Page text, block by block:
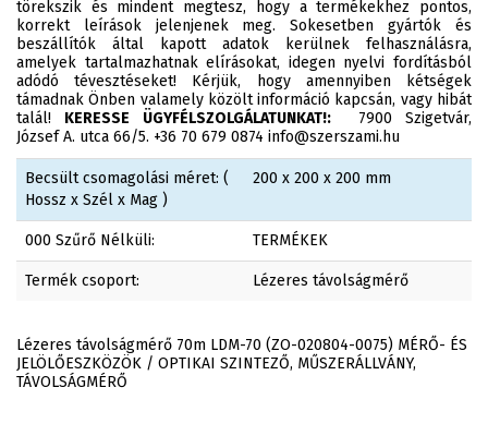
törekszik és mindent megtesz, hogy a termékekhez pontos,
korrekt leírások jelenjenek meg. Sokesetben gyártók és
beszállítók által kapott adatok kerülnek felhasználásra,
amelyek tartalmazhatnak elírásokat, idegen nyelvi fordításból
adódó tévesztéseket! Kérjük, hogy amennyiben kétségek
támadnak Önben valamely közölt információ kapcsán, vagy hibát
talál! KERESSE ÜGYFÉLSZOLGÁLATUNKAT!:7900 Szigetvár,
József A. utca 66/5. +36 70 679 0874 info@szerszami.hu
Becsült csomagolási méret: (
Hossz x Szél x Mag )
200 x 200 x 200 mm
000 Szűrő Nélküli: TERMÉKEK
Termék csoport: Lézeres távolságmérő
Lézeres távolságmérő 70m LDM-70 (ZO-020804-0075) MÉRŐ- ÉS
JELÖLŐESZKÖZÖK / OPTIKAI SZINTEZŐ, MŰSZERÁLLVÁNY,
TÁVOLSÁGMÉRŐ